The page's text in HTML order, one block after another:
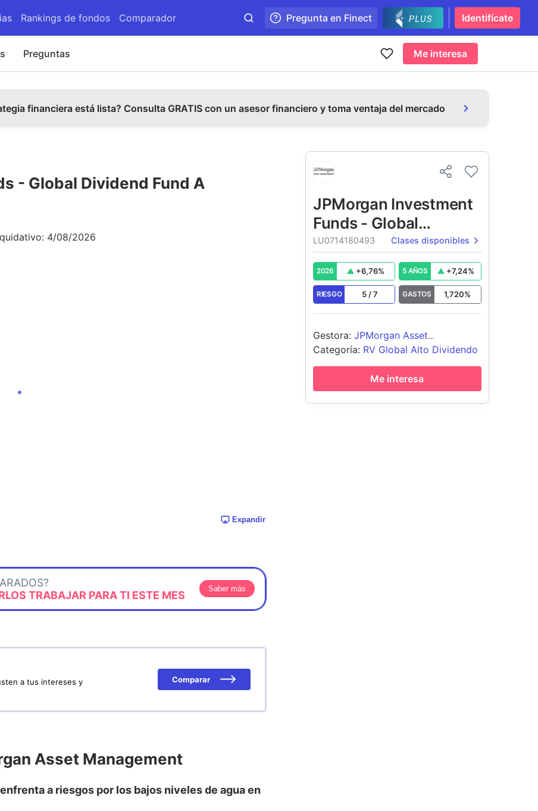
Rankings de fondos Comparador Pregunta en Finect Identifícate
Preguntas Me interesa
financiera está lista? Consulta GRATIS con un asesor financiero y toma ventaja del mercado
- Global Dividend Fund A
4/08/2026
Expandir
TRABAJAR PARA TI ESTE MES
Saber más
a tus intereses y
Comparar
Asset Management
a riesgos por los bajos niveles de agua en
JPMorgan Investment
Funds - Global
Dividend Fund
LU0714180493 Clases disponibles
2026 +6,76% 5 AÑOS +7,24%
RIESGO 5/7 GASTOS 1,720%
Gestora: JPMorgan Asset
Management (Europe) S.à r.l.
Categoría: RV Global Alto Dividendo
Me interesa